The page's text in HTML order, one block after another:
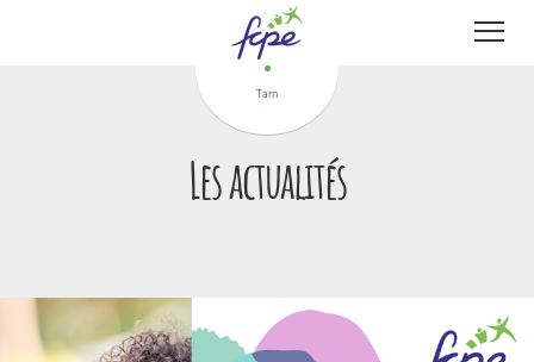
Tarn
Les actualités
Panneau de gestion des cookies